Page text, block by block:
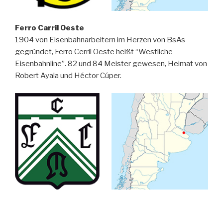
Ferro Carril Oeste
1904 von Eisenbahnarbeitern im Herzen von BsAs
gegründet, Ferro Cerril Oeste heißt “Westliche
Eisenbahnline”. 82 und 84 Meister gewesen, Heimat von
Robert Ayala und Héctor Cúper.